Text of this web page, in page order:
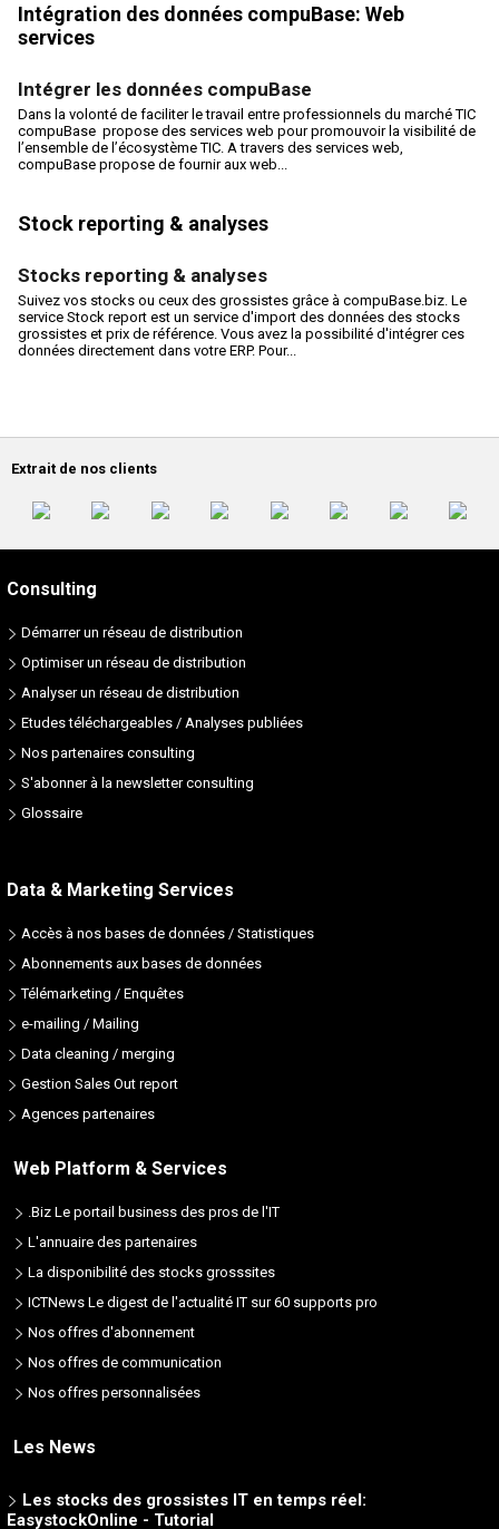
Intégration des données compuBase: Web
services
Intégrer les données compuBase
Dans la volonté de faciliter le travail entre professionnels du marché TIC
compuBase propose des services web pour promouvoir la visibilité de
l’ensemble de l’écosystème TIC. A travers des services web,
compuBase propose de fournir aux web...
Stock reporting & analyses
Stocks reporting & analyses
Suivez vos stocks ou ceux des grossistes grâce à compuBase.biz. Le
service Stock report est un service d'import des données des stocks
grossistes et prix de référence. Vous avez la possibilité d'intégrer ces
données directement dans votre ERP. Pour...
Extrait de nos clients
Consulting
Démarrer un réseau de distribution
Optimiser un réseau de distribution
Analyser un réseau de distribution
Etudes téléchargeables / Analyses publiées
Nos partenaires consulting
S'abonner à la newsletter consulting
Glossaire
Data & Marketing Services
Accès à nos bases de données / Statistiques
Abonnements aux bases de données
Télémarketing / Enquêtes
e-mailing / Mailing
Data cleaning / merging
Gestion Sales Out report
Agences partenaires
Web Platform & Services
.Biz Le portail business des pros de l'IT
L'annuaire des partenaires
La disponibilité des stocks grosssites
ICTNews Le digest de l'actualité IT sur 60 supports pro
Nos offres d'abonnement
Nos offres de communication
Nos offres personnalisées
Les News
France et dans le monde
Les stocks des grossistes IT en temps réel:
EasystockOnline - Tutorial